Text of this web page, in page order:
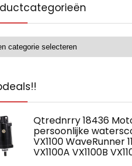
Qtrednrry 18436
persoonlijke
VX1100 WaveRunner
VX1100A VX1100B